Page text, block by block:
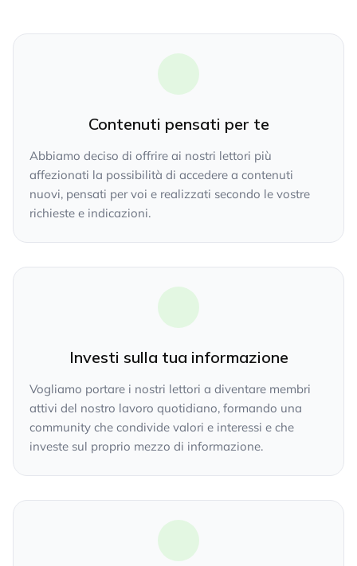
Contenuti pensati per te
Abbiamo deciso di offrire ai nostri lettori più
affezionati la possibilità di accedere a contenuti
nuovi, pensati per voi e realizzati secondo le vostre
richieste e indicazioni.
Investi sulla tua informazione
Vogliamo portare i nostri lettori a diventare membri
attivi del nostro lavoro quotidiano, formando una
community che condivide valori e interessi e che
investe sul proprio mezzo di informazione.